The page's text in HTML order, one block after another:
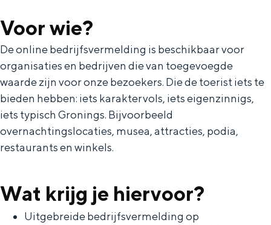
Wil jij ook laten zien dat er niets boven
Groningen gaat? Dat kan! We hebben
verschillende toolkits samengesteld waar
je zelf mee aan de slag kunt.
MERK GRONINGEN
Het verhaal van Groningen
Toolkit Merk Groningen
Veelgestelde vragen
Voor wie?
De online bedrijfsvermelding is beschikbaar voor
organisaties en bedrijven die van toegevoegde
waarde zijn voor onze bezoekers. Die de toerist iets te
bieden hebben: iets karaktervols, iets eigenzinnigs,
iets typisch Gronings. Bijvoorbeeld
overnachtingslocaties, musea, attracties, podia,
restaurants en winkels.
Wat krijg je hiervoor?
Uitgebreide bedrijfsvermelding op